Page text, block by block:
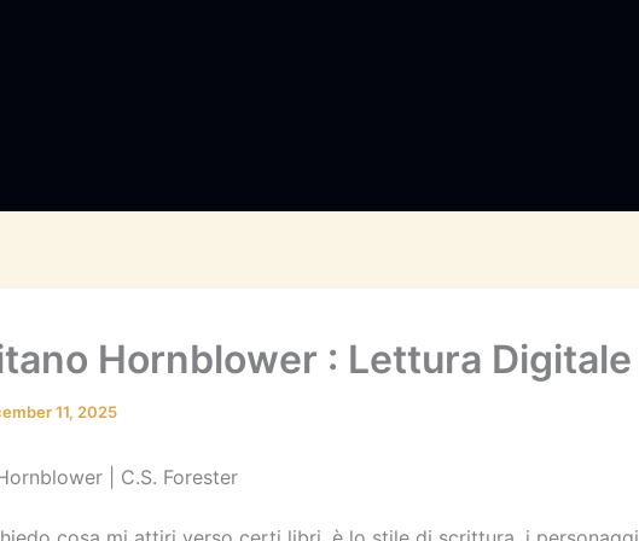
Hornblower : Lettura Digitale
11, 2025
| C.S. Forester